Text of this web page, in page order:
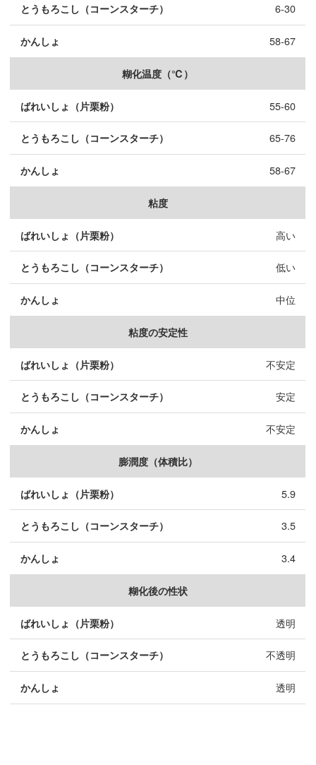
6-30
58-67
糊化温度（℃）
55-60
65-76
58-67
粘度
高い
低い
中位
粘度の安定性
不安定
安定
不安定
膨潤度（体積比）
5.9
3.5
3.4
糊化後の性状
透明
不透明
透明